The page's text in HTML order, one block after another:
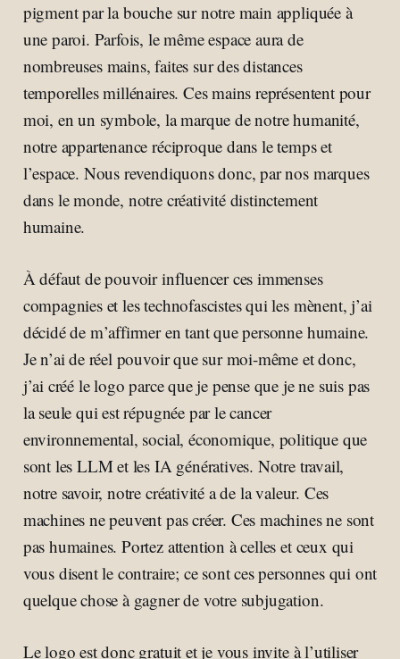
pigment par la bouche sur notre main appliquée à
une paroi. Parfois, le même espace aura de
nombreuses mains, faites sur des distances
temporelles millénaires. Ces mains représentent pour
moi, en un symbole, la marque de notre humanité,
notre appartenance réciproque dans le temps et
l’espace. Nous revendiquons donc, par nos marques
dans le monde, notre créativité distinctement
humaine.
À défaut de pouvoir influencer ces immenses
compagnies et les technofascistes qui les mènent, j’ai
décidé de m’affirmer en tant que personne humaine.
Je n’ai de réel pouvoir que sur moi-même et donc,
j’ai créé le logo parce que je pense que je ne suis pas
la seule qui est répugnée par le cancer
environnemental, social, économique, politique que
sont les LLM et les IA génératives. Notre travail,
notre savoir, notre créativité a de la valeur. Ces
machines ne peuvent pas créer. Ces machines ne sont
pas humaines. Portez attention à celles et ceux qui
vous disent le contraire; ce sont ces personnes qui ont
quelque chose à gagner de votre subjugation.
Le logo est donc gratuit et je vous invite à l’utiliser